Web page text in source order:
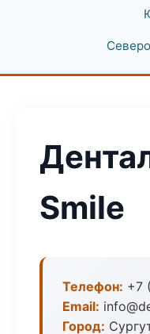
Smile
Телефон: +7
Email:
Город: